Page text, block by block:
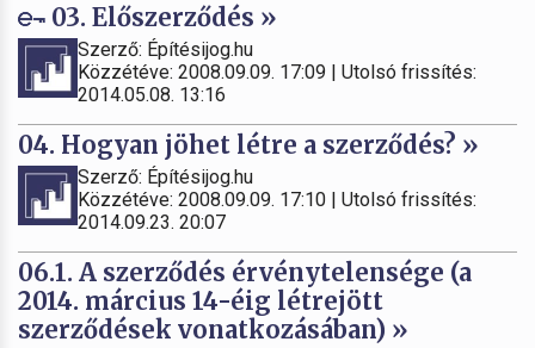
03. Előszerződés »
Szerző: Építésijog.hu
Közzétéve: 2008.09.09. 17:09 | Utolsó frissítés:
2014.05.08. 13:16
04. Hogyan jöhet létre a szerződés? »
Szerző: Építésijog.hu
Közzétéve: 2008.09.09. 17:10 | Utolsó frissítés:
2014.09.23. 20:07
06.1. A szerződés érvénytelensége (a
2014. március 14-éig létrejött
szerződések vonatkozásában) »